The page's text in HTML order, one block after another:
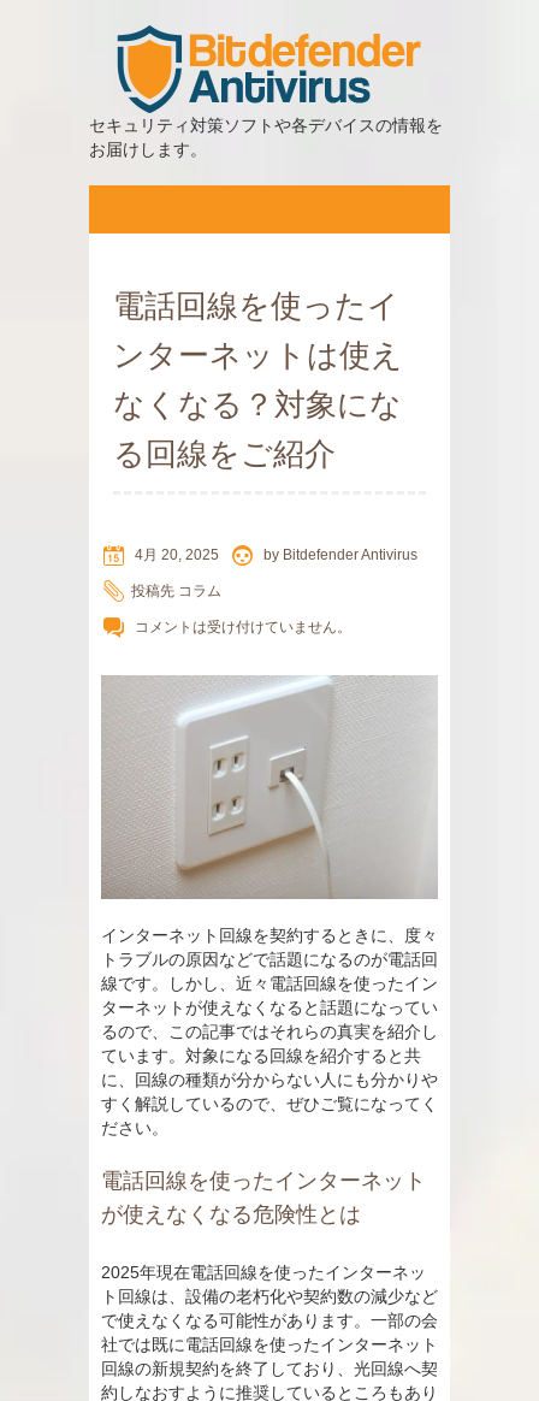
セキュリティ対策ソフトや各デバイスの情報を
お届けします。
電話回線を使ったイ
ンターネットは使え
なくなる？対象にな
る回線をご紹介
4月 20, 2025 by Bitdefender Antivirus
投稿先 コラム
コメントは受け付けていません。
インターネット回線を契約するときに、度々
トラブルの原因などで話題になるのが電話回
線です。しかし、近々電話回線を使ったイン
ターネットが使えなくなると話題になってい
るので、この記事ではそれらの真実を紹介し
ています。対象になる回線を紹介すると共
に、回線の種類が分からない人にも分かりや
すく解説しているので、ぜひご覧になってく
ださい。
電話回線を使ったインターネット
が使えなくなる危険性とは
2025年現在電話回線を使ったインターネッ
ト回線は、設備の老朽化や契約数の減少など
で使えなくなる可能性があります。一部の会
社では既に電話回線を使ったインターネット
回線の新規契約を終了しており、光回線へ契
約しなおすように推奨しているところもあり